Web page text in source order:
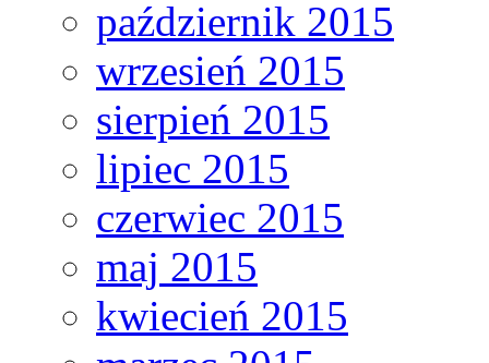
październik 2015
wrzesień 2015
sierpień 2015
lipiec 2015
czerwiec 2015
maj 2015
kwiecień 2015